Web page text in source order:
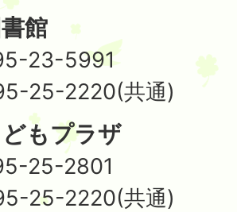
館
23-5991
25-2220(共通)
もプラザ
25-2801
25-2220(共通)